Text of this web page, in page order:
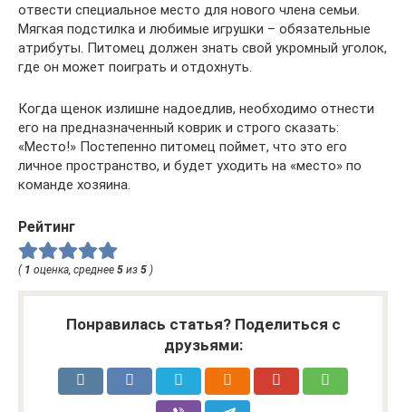
отвести специальное место для нового члена семьи.
Мягкая подстилка и любимые игрушки – обязательные
атрибуты. Питомец должен знать свой укромный уголок,
где он может поиграть и отдохнуть.
Когда щенок излишне надоедлив, необходимо отнести
его на предназначенный коврик и строго сказать:
«Место!» Постепенно питомец поймет, что это его
личное пространство, и будет уходить на «место» по
команде хозяина.
Рейтинг
( 1 оценка, среднее 5 из 5 )
Понравилась статья? Поделиться с
друзьями: